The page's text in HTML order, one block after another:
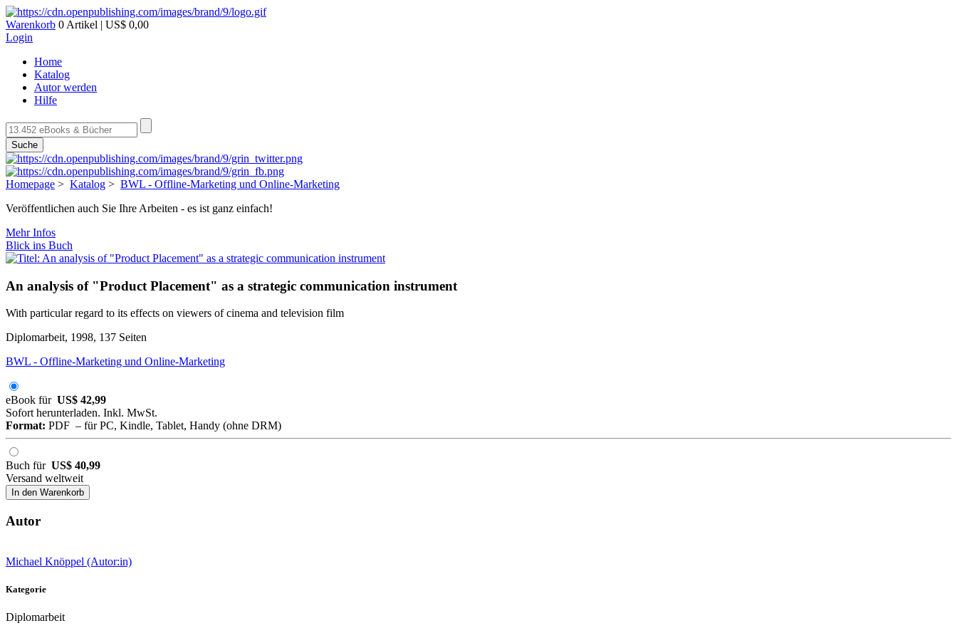
Warenkorb 0 Artikel | US$ 0,00
Login
Home
Katalog
Autor werden
Hilfe
Suche
Homepage > Katalog > BWL - Offline-Marketing und Online-Marketing
Veröffentlichen auch Sie Ihre Arbeiten - es ist ganz einfach!
Mehr Infos
Blick ins Buch
An analysis of "Product Placement" as a strategic communication instrument
With particular regard to its effects on viewers of cinema and television film
Diplomarbeit, 1998, 137 Seiten
BWL - Offline-Marketing und Online-Marketing
eBook für US$ 42,99
Sofort herunterladen. Inkl. MwSt.
Format: PDF – für PC, Kindle, Tablet, Handy (ohne DRM)
Buch für US$ 40,99
Versand weltweit
In den Warenkorb
Autor
Michael Knöppel (Autor:in)
Kategorie
Diplomarbeit